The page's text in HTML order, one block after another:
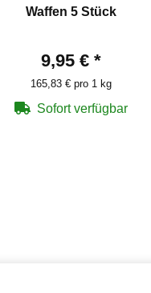
Waffen 5 Stück
9,95 € *
165,83 € pro 1 kg
Sofort verfügbar